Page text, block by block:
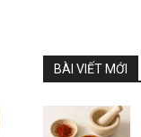
BÀI VIẾT MỚI